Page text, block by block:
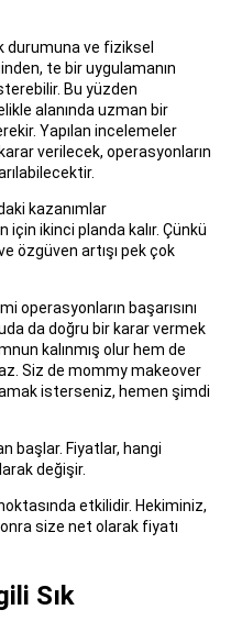
durumuna ve fiziksel
te bir uygulamanın
Bu yüzden
alanında uzman bir
Yapılan incelemeler
verilecek, operasyonların
kazanımlar
ikinci planda kalır. Çünkü
özgüven artışı pek çok
operasyonların başarısını
da doğru bir karar vermek
kalınmış olur hem de
Siz de mommy makeover
isterseniz, hemen şimdi
başlar. Fiyatlar, hangi
değişir.
etkilidir. Hekiminiz,
size net olarak fiyatı
Sık